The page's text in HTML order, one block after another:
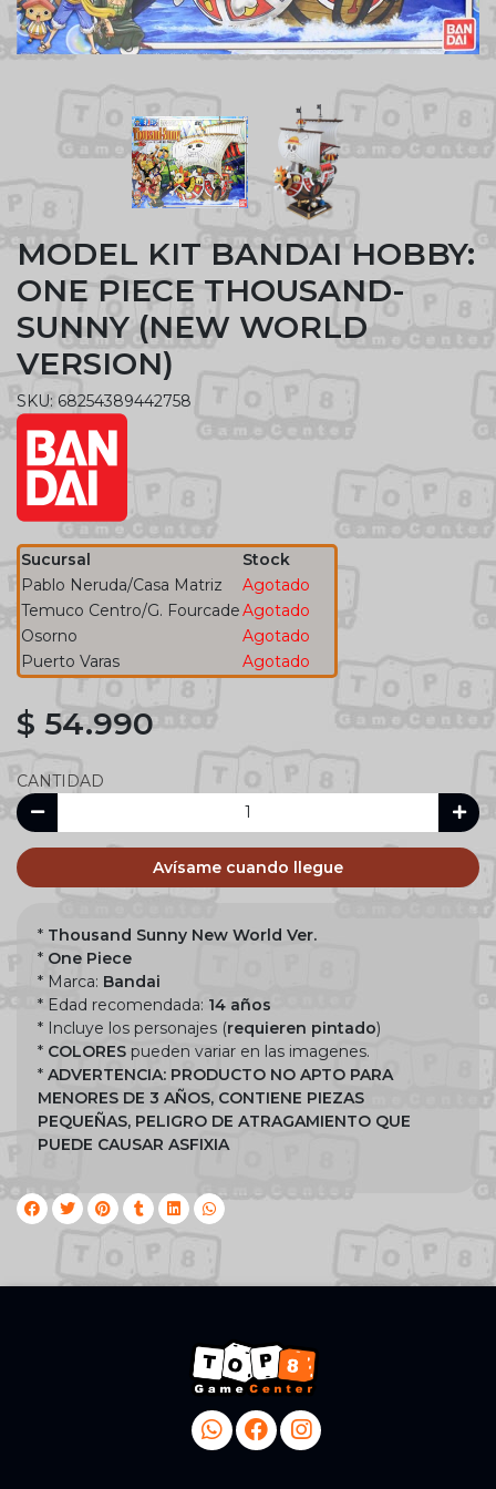
MODEL KIT BANDAI HOBBY:
ONE PIECE THOUSAND-
SUNNY (NEW WORLD
VERSION)
SKU: 68254389442758
Sucursal
Stock
Pablo Neruda/Casa Matriz
Agotado
Temuco Centro/G. FourcadeAgotado
Osorno
Agotado
Puerto Varas
Agotado
$ 54.990
CANTIDAD
Avísame cuando llegue
* Thousand Sunny New World Ver.
* One Piece
* Marca: Bandai
* Edad recomendada: 14 años
* Incluye los personajes (requieren pintado)
* COLORES pueden variar en las imagenes.
* ADVERTENCIA: PRODUCTO NO APTO PARA
MENORES DE 3 AÑOS, CONTIENE PIEZAS
PEQUEÑAS, PELIGRO DE ATRAGAMIENTO QUE
PUEDE CAUSAR ASFIXIA